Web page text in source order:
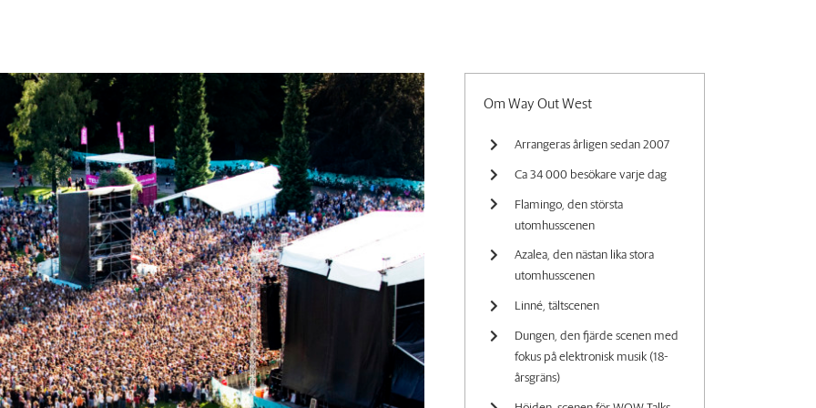
Om Way Out West
Arrangeras årligen sedan 2007
Ca 34 000 besökare varje dag
Flamingo, den största
utomhusscenen
Azalea, den nästan lika stora
utomhusscenen
Linné, tältscenen
Dungen, den fjärde scenen med
fokus på elektronisk musik (18-
årsgräns)